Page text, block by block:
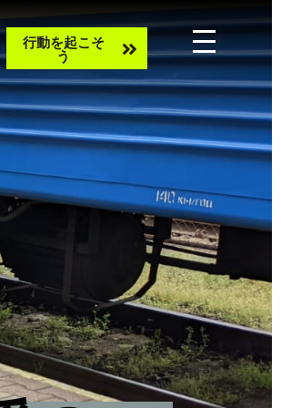
Take
action
行動を起こそ
う